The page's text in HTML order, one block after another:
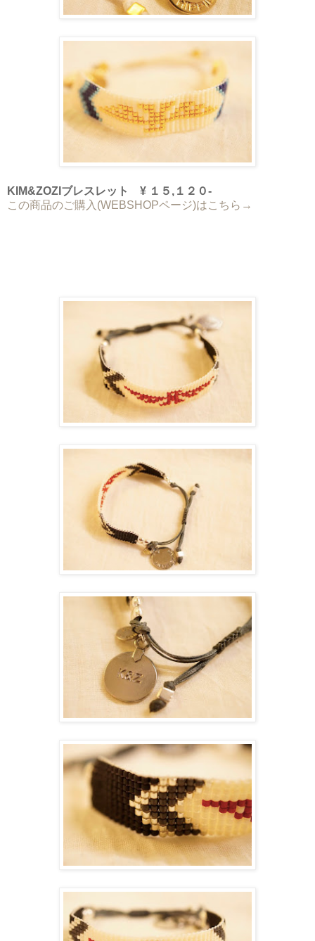
KIM&ZOZIブレスレット ¥ １５,１２０-
この商品のご購入(WEBSHOPページ)はこちら→